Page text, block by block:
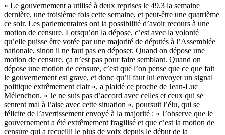
« Le gouvernement a utilisé à deux reprises le 49.3 la semaine
dernière, une troisième fois cette semaine, et peut-être une quatrième
ce soir. Les parlementaires ont la possibilité d’avoir recours à une
motion de censure. Lorsqu’on la dépose, c’est avec la volonté
qu’elle puisse être votée par une majorité de députés à l’Assemblée
nationale, sinon il ne faut pas en déposer. Quand on dépose une
motion de censure, ça n’est pas pour faire semblant. Quand on
dépose une motion de censure, c’est que l’on pense que ce que fait
le gouvernement est grave, et donc qu’il faut lui envoyer un signal
politique extrêmement clair », a plaidé ce proche de Jean-Luc
Mélenchon. « Je ne suis pas d’accord avec celles et ceux qui se
sentent mal à l’aise avec cette situation », poursuit l’élu, qui se
félicite de l’avertissement envoyé à la majorité : « J’observe que le
gouvernement a été extrêmement fragilisé et que c’est la motion de
censure qui a recueilli le plus de voix depuis le début de la